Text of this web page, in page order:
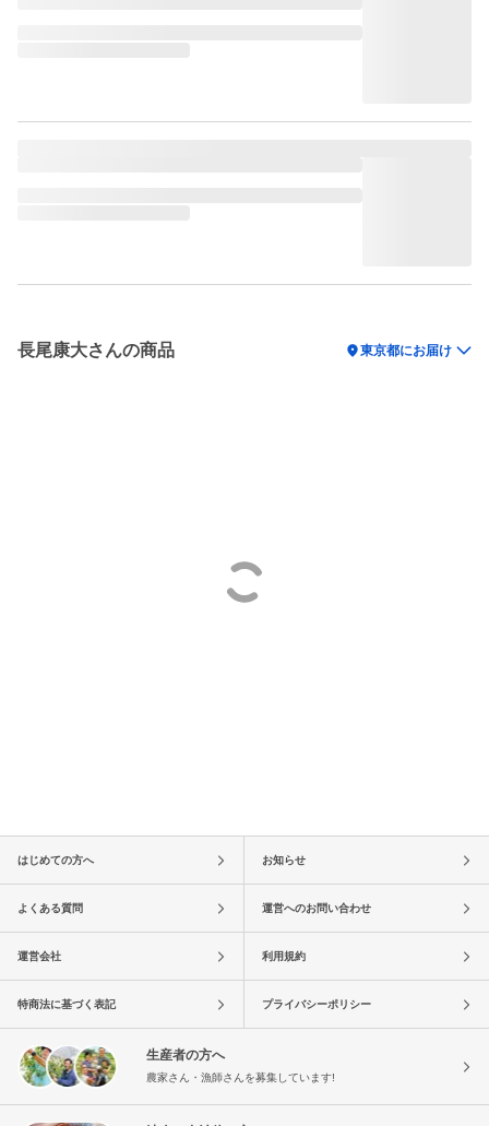
長尾康大さんの商品 location_on東京都にお届け
はじめての方へ お知らせ
よくある質問 運営へのお問い合わせ
運営会社 利用規約
特商法に基づく表記 プライバシーポリシー
生産者の方へ
農家さん・漁師さんを募集しています!